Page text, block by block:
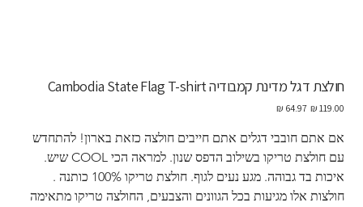
חולצת דגל מדינת קמבודיה Cambodia State Flag T-shirt
מחיר
מחיר
‏64.97 ‏₪
אם אתם חובבי דגלים אתם חייבים חולצה כזאת בארון! להתחדש
עם חולצת טריקו בשילוב הדפס שנון. למראה הכי COOL שיש.
איכות בד גבוהה. מגע נעים לגוף. חולצת טריקו 100% כותנה .
חולצות אלו מגיעות בכל הגוונים והצבעים, החולצה טריקו מתאימה